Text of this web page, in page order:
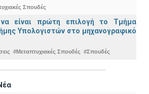
Σπουδές
να είναι πρώτη επιλογή το Τμήμα
Υπολογιστών στο μηχανογραφικό
#Μεταπτυχιακές Σπουδές #Σπουδές